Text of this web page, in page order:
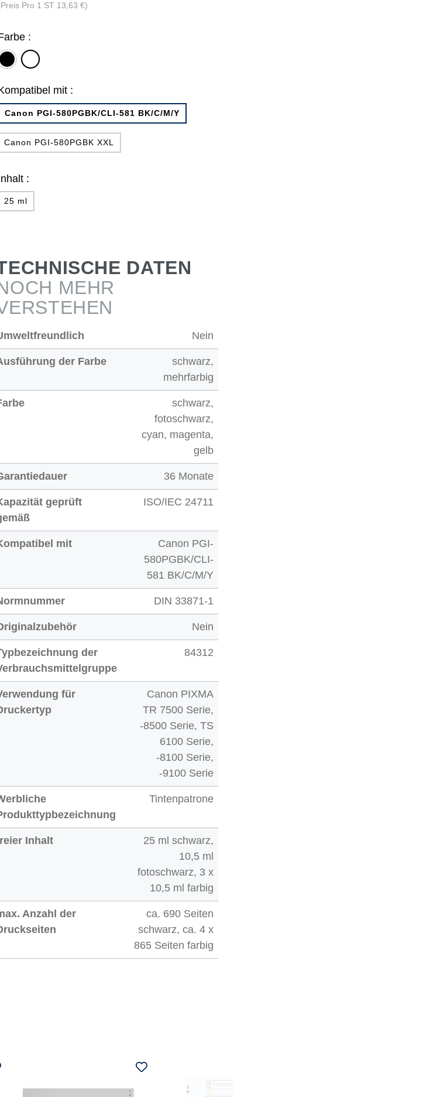
Pro 1 ST 13,63 €)
:
schwarzschwarz,
fotoschwarz,
magenta,mit :
Canon PGI-580PGBK/CLI-581 BK/C/M/Y
Canon PGI-580PGBK XXL
:
25 ml
DATEN
MEHR
Nein
der Farbe
schwarz,
mehrfarbig
schwarz,
fotoschwarz,
cyan, magenta,
gelb
36 Monate
geprüft
ISO/IEC 24711
mit
Canon PGI-
580PGBK/CLI-
581 BK/C/M/Y
DIN 33871-1
Nein
der
84312
für
Canon PIXMA
TR 7500 Serie,
-8500 Serie, TS
6100 Serie,
-8100 Serie,
-9100 Serie
Tintenpatrone
Inhalt
25 ml schwarz,
10,5 ml
fotoschwarz, 3 x
10,5 ml farbig
Anzahl der
ca. 690 Seiten
schwarz, ca. 4 x
865 Seiten farbig